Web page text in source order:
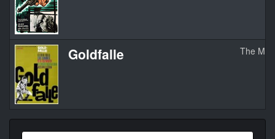
Goldfalle The